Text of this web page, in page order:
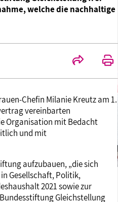
welche die nachhaltige
Chefin Milanie Kreutz am 1.
vereinbarten
Organisation mit Bedacht
und mit
aufzubauen, „die sich
Gesellschaft, Politik,
2021 sowie zur
Gleichstellung